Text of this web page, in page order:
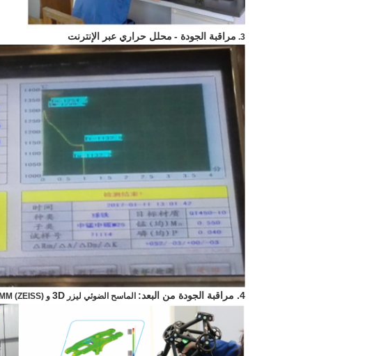
3. مراقبة الجودة - محلل حراري عبر الإنترنت
4. مراقبة الجودة من البعد: الماسح الضوئي ليزر 3D و CMM (ZEISS)